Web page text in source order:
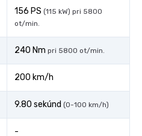
156 PS (115 kW) pri 5800
ot/min.
240 Nm pri 5800 ot/min.
200 km/h
9.80 sekúnd (0-100 km/h)
-